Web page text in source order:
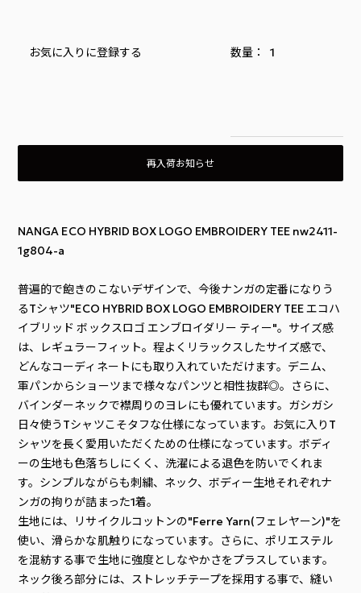
お気に入りに登録する
再入荷お知らせ
NANGA ECO HYBRID BOX LOGO EMBROIDERY TEE nw2411-
1g804-a
普遍的で飽きのこないデザインで、今後ナンガの定番になりう
るTシャツ"ECO HYBRID BOX LOGO EMBROIDERY TEE エコハ
イブリッド ボックスロゴ エンブロイダリー ティー"。サイズ感
は、レギュラーフィット。程よくリラックスしたサイズ感で、
どんなコーディネートにも取り入れていただけます。デニム、
軍パンからショーツまで様々なパンツと相性抜群◎。さらに、
バインダーネックで襟周りのヨレにも優れています。ガシガシ
日々使うTシャツこそタフな仕様になっています。お気に入りT
シャツを長く愛用いただくための仕様になっています。ボディ
ーの生地も色落ちしにくく、洗濯による退色を防いでくれま
す。シンプルながらも刺繍、ネック、ボディー生地それぞれナ
ンガの拘りが詰まった1着。
生地には、リサイクルコットンの"Ferre Yarn(フェレヤーン)"を
使い、滑らかな肌触りになっています。さらに、ポリエステル
を混紡する事で生地に強度としなやかさをプラスしています。
ネック後ろ部分には、ストレッチテープを採用する事で、縫い